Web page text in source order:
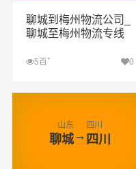
聊城到梅州物流公司_
聊城至梅州物流专线
5百+ 0
查看详细
山东
聊城→
四川
四川